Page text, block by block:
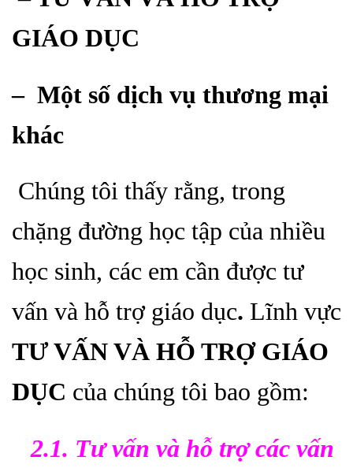
GIÁO DỤC
– Một số dịch vụ thương mại
khác
Chúng tôi thấy rằng, trong
chặng đường học tập của nhiều
học sinh, các em cần được tư
vấn và hỗ trợ giáo dục. Lĩnh vực
TƯ VẤN VÀ HỖ TRỢ GIÁO
DỤC của chúng tôi bao gồm:
2.1. Tư vấn và hỗ trợ các vấn